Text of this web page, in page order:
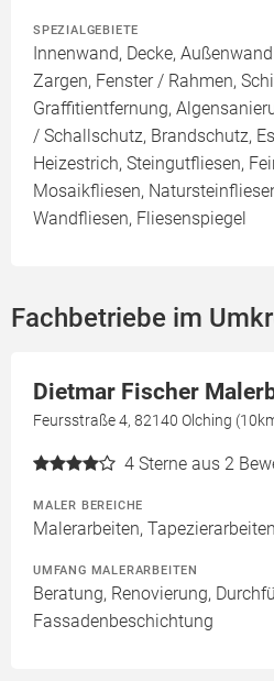
SPEZIALGEBIETE
Innenwand, Decke,
Zargen, Fenster / Rahmen,
Graffitientfernung,
/ Schallschutz, Brandschutz,
Heizestrich, Steingutfliesen,
Mosaikfliesen,
Wandfliesen, Fliesenspiegel
Fachbetriebe im
Dietmar Fischer
Feursstraße 4, 82140 Olching
4 Sterne aus 2
MALER BEREICHE
Malerarbeiten, Tapezierarbeiten
UMFANG MALERARBEITEN
Beratung, Renovierung,
Fassadenbeschichtung